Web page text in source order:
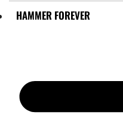
HAMMER FOREVER